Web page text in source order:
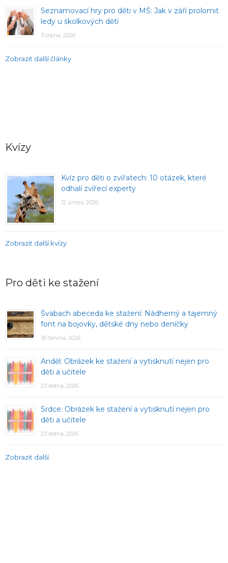
Seznamovací hry pro děti v MŠ: Jak v září prolomit
ledy u školkových dětí
3 srpna, 2026
Zobrazit další články
Kvízy
Kvíz pro děti o zvířatech: 10 otázek, které
odhalí zvířecí experty
12 února, 2026
Zobrazit další kvízy
Pro děti ke stažení
Švabach abeceda ke stažení: Nádherný a tajemný
font na bojovky, dětské dny nebo deníčky
18 června, 2026
Anděl: Obrázek ke stažení a vytisknutí nejen pro
děti a učitele
23 ledna, 2026
Srdce: Obrázek ke stažení a vytisknutí nejen pro
děti a učitele
23 ledna, 2026
Zobrazit další